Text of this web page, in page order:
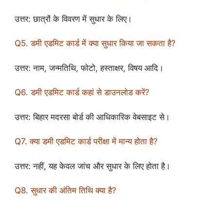
उत्तर: छात्रों के विवरण में सुधार के लिए।
Q5. डमी एडमिट कार्ड में क्या सुधार किया जा सकता है?
उत्तर: नाम, जन्मतिथि, फोटो, हस्ताक्षर, विषय आदि।
Q6. डमी एडमिट कार्ड कहां से डाउनलोड करें?
उत्तर: बिहार मदरसा बोर्ड की आधिकारिक वेबसाइट से।
Q7. क्या डमी एडमिट कार्ड परीक्षा में मान्य होता है?
उत्तर: नहीं, यह केवल जांच और सुधार के लिए होता है।
Q8. सुधार की अंतिम तिथि क्या है?